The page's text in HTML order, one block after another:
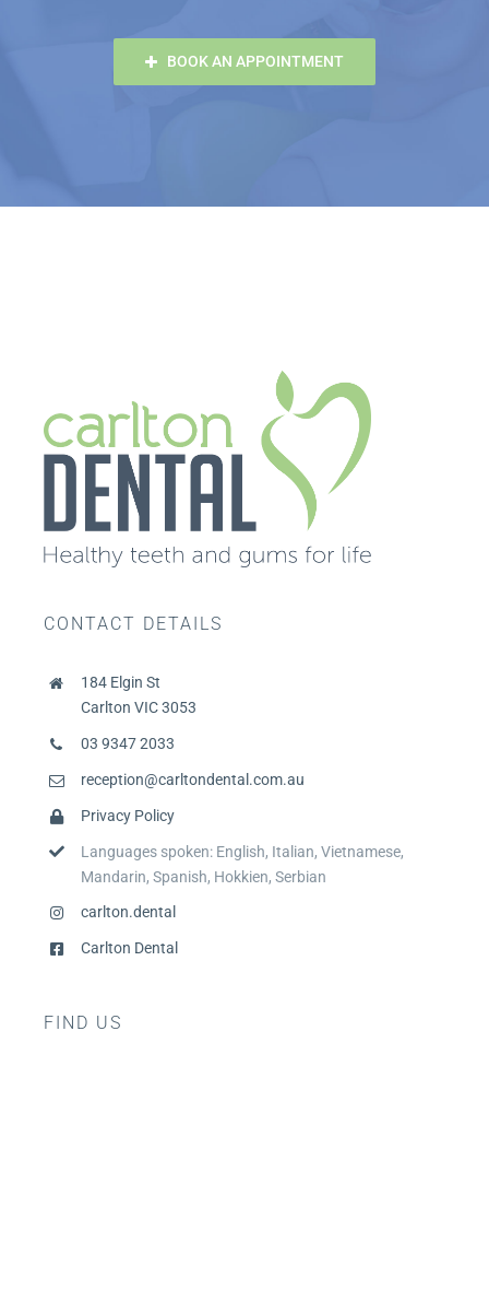
BOOK AN APPOINTMENT
CONTACT DETAILS
184 Elgin St
Carlton VIC 3053
03 9347 2033
reception@carltondental.com.au
Privacy Policy
Languages spoken: English, Italian, Vietnamese,
Mandarin, Spanish, Hokkien, Serbian
carlton.dental
Carlton Dental
FIND US